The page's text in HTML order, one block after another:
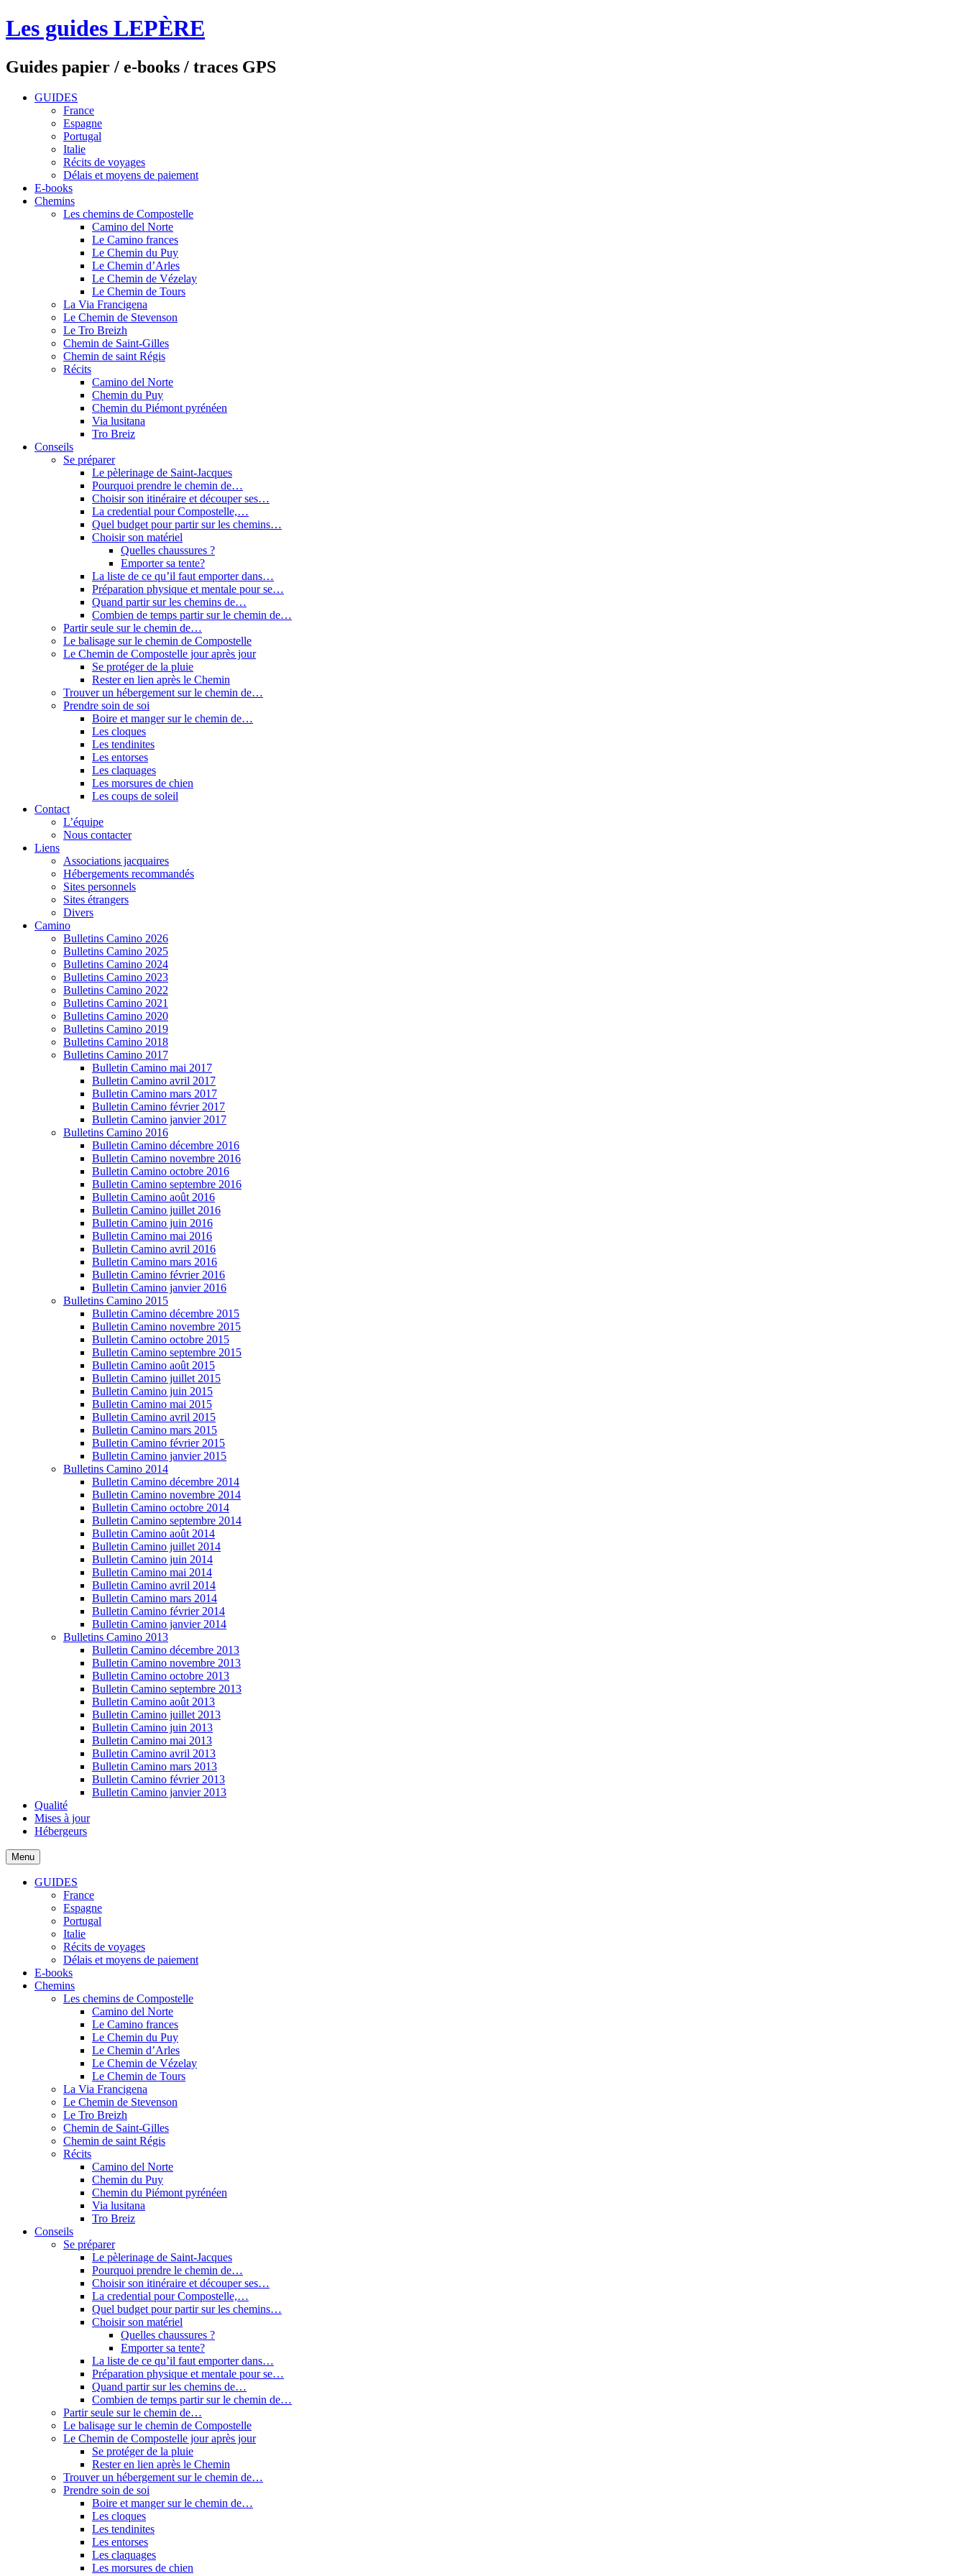
Les guides LEPÈRE
Guides papier / e-books / traces GPS
GUIDES
France
Espagne
Portugal
Italie
Récits de voyages
Délais et moyens de paiement
E-books
Chemins
Les chemins de Compostelle
Camino del Norte
Le Camino frances
Le Chemin du Puy
Le Chemin d’Arles
Le Chemin de Vézelay
Le Chemin de Tours
La Via Francigena
Le Chemin de Stevenson
Le Tro Breizh
Chemin de Saint-Gilles
Chemin de saint Régis
Récits
Camino del Norte
Chemin du Puy
Chemin du Piémont pyrénéen
Via lusitana
Tro Breiz
Conseils
Se préparer
Le pèlerinage de Saint-Jacques
Pourquoi prendre le chemin de…
Choisir son itinéraire et découper ses…
La credential pour Compostelle,…
Quel budget pour partir sur les chemins…
Choisir son matériel
Quelles chaussures ?
Emporter sa tente?
La liste de ce qu’il faut emporter dans…
Préparation physique et mentale pour se…
Quand partir sur les chemins de…
Combien de temps partir sur le chemin de…
Partir seule sur le chemin de…
Le balisage sur le chemin de Compostelle
Le Chemin de Compostelle jour après jour
Se protéger de la pluie
Rester en lien après le Chemin
Trouver un hébergement sur le chemin de…
Prendre soin de soi
Boire et manger sur le chemin de…
Les cloques
Les tendinites
Les entorses
Les claquages
Les morsures de chien
Les coups de soleil
Contact
L’équipe
Nous contacter
Liens
Associations jacquaires
Hébergements recommandés
Sites personnels
Sites étrangers
Divers
Camino
Bulletins Camino 2026
Bulletins Camino 2025
Bulletins Camino 2024
Bulletins Camino 2023
Bulletins Camino 2022
Bulletins Camino 2021
Bulletins Camino 2020
Bulletins Camino 2019
Bulletins Camino 2018
Bulletins Camino 2017
Bulletin Camino mai 2017
Bulletin Camino avril 2017
Bulletin Camino mars 2017
Bulletin Camino février 2017
Bulletin Camino janvier 2017
Bulletins Camino 2016
Bulletin Camino décembre 2016
Bulletin Camino novembre 2016
Bulletin Camino octobre 2016
Bulletin Camino septembre 2016
Bulletin Camino août 2016
Bulletin Camino juillet 2016
Bulletin Camino juin 2016
Bulletin Camino mai 2016
Bulletin Camino avril 2016
Bulletin Camino mars 2016
Bulletin Camino février 2016
Bulletin Camino janvier 2016
Bulletins Camino 2015
Bulletin Camino décembre 2015
Bulletin Camino novembre 2015
Bulletin Camino octobre 2015
Bulletin Camino septembre 2015
Bulletin Camino août 2015
Bulletin Camino juillet 2015
Bulletin Camino juin 2015
Bulletin Camino mai 2015
Bulletin Camino avril 2015
Bulletin Camino mars 2015
Bulletin Camino février 2015
Bulletin Camino janvier 2015
Bulletins Camino 2014
Bulletin Camino décembre 2014
Bulletin Camino novembre 2014
Bulletin Camino octobre 2014
Bulletin Camino septembre 2014
Bulletin Camino août 2014
Bulletin Camino juillet 2014
Bulletin Camino juin 2014
Bulletin Camino mai 2014
Bulletin Camino avril 2014
Bulletin Camino mars 2014
Bulletin Camino février 2014
Bulletin Camino janvier 2014
Bulletins Camino 2013
Bulletin Camino décembre 2013
Bulletin Camino novembre 2013
Bulletin Camino octobre 2013
Bulletin Camino septembre 2013
Bulletin Camino août 2013
Bulletin Camino juillet 2013
Bulletin Camino juin 2013
Bulletin Camino mai 2013
Bulletin Camino avril 2013
Bulletin Camino mars 2013
Bulletin Camino février 2013
Bulletin Camino janvier 2013
Qualité
Mises à jour
Hébergeurs
Menu
GUIDES
France
Espagne
Portugal
Italie
Récits de voyages
Délais et moyens de paiement
E-books
Chemins
Les chemins de Compostelle
Camino del Norte
Le Camino frances
Le Chemin du Puy
Le Chemin d’Arles
Le Chemin de Vézelay
Le Chemin de Tours
La Via Francigena
Le Chemin de Stevenson
Le Tro Breizh
Chemin de Saint-Gilles
Chemin de saint Régis
Récits
Camino del Norte
Chemin du Puy
Chemin du Piémont pyrénéen
Via lusitana
Tro Breiz
Conseils
Se préparer
Le pèlerinage de Saint-Jacques
Pourquoi prendre le chemin de…
Choisir son itinéraire et découper ses…
La credential pour Compostelle,…
Quel budget pour partir sur les chemins…
Choisir son matériel
Quelles chaussures ?
Emporter sa tente?
La liste de ce qu’il faut emporter dans…
Préparation physique et mentale pour se…
Quand partir sur les chemins de…
Combien de temps partir sur le chemin de…
Partir seule sur le chemin de…
Le balisage sur le chemin de Compostelle
Le Chemin de Compostelle jour après jour
Se protéger de la pluie
Rester en lien après le Chemin
Trouver un hébergement sur le chemin de…
Prendre soin de soi
Boire et manger sur le chemin de…
Les cloques
Les tendinites
Les entorses
Les claquages
Les morsures de chien